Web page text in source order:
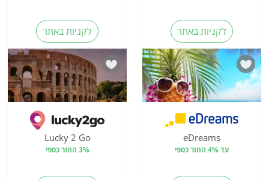
לקניות באתר לקניות באתר
eDreams
עד 4% החזר כספי
Lucky 2 Go
3% החזר כספי